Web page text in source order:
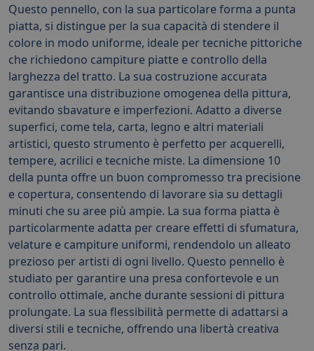
Questo pennello, con la sua particolare forma a punta
piatta, si distingue per la sua capacità di stendere il
colore in modo uniforme, ideale per tecniche pittoriche
che richiedono campiture piatte e controllo della
larghezza del tratto. La sua costruzione accurata
garantisce una distribuzione omogenea della pittura,
evitando sbavature e imperfezioni. Adatto a diverse
superfici, come tela, carta, legno e altri materiali
artistici, questo strumento è perfetto per acquerelli,
tempere, acrilici e tecniche miste. La dimensione 10
della punta offre un buon compromesso tra precisione
e copertura, consentendo di lavorare sia su dettagli
minuti che su aree più ampie. La sua forma piatta è
particolarmente adatta per creare effetti di sfumatura,
velature e campiture uniformi, rendendolo un alleato
prezioso per artisti di ogni livello. Questo pennello è
studiato per garantire una presa confortevole e un
controllo ottimale, anche durante sessioni di pittura
prolungate. La sua flessibilità permette di adattarsi a
diversi stili e tecniche, offrendo una libertà creativa
senza pari.